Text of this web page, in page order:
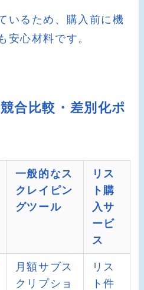
いるため、購入前に機
安心材料です。
合比較・差別化ポ
一般的なス
クレイピン
グツール
リス
ト購
入サ
ービ
ス
月額サブス
クリプショ
リス
ト件